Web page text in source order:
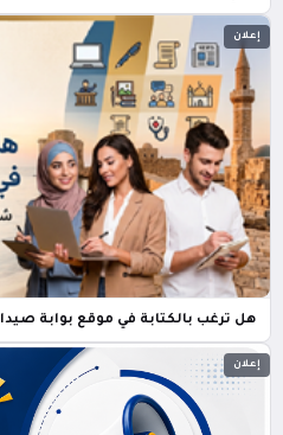
إعلان
هل ترغب بالكتابة في موقع بوابة صيدا
إعلان